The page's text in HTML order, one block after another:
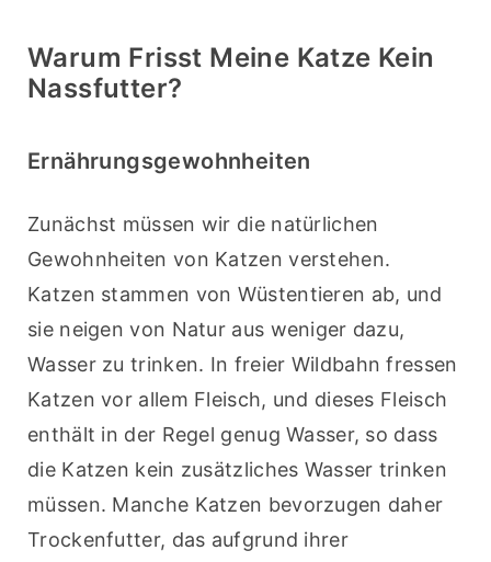
Warum Frisst Meine Katze Kein
Nassfutter?
Ernährungsgewohnheiten
Zunächst müssen wir die natürlichen
Gewohnheiten von Katzen verstehen.
Katzen stammen von Wüstentieren ab, und
sie neigen von Natur aus weniger dazu,
Wasser zu trinken. In freier Wildbahn fressen
Katzen vor allem Fleisch, und dieses Fleisch
enthält in der Regel genug Wasser, so dass
die Katzen kein zusätzliches Wasser trinken
müssen. Manche Katzen bevorzugen daher
Trockenfutter, das aufgrund ihrer